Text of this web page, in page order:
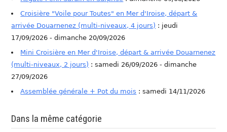
Croisière "Voile pour Toutes" en Mer d'Iroise, départ &
arrivée Douarnenez (multi-niveaux, 4 jours) : jeudi
17/09/2026 - dimanche 20/09/2026
Mini Croisière en Mer d'Iroise, départ & arrivée Douarnenez
(multi-niveaux, 2 jours) : samedi 26/09/2026 - dimanche
27/09/2026
Assemblée générale + Pot du mois : samedi 14/11/2026
Dans la même catégorie